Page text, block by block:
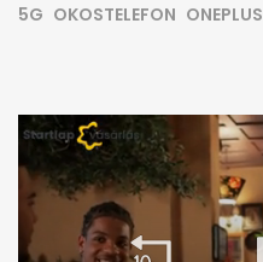
5G OKOSTELEFON ONEPLUS